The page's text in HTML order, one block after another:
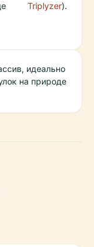
Triplyzer).
идеально
на природе